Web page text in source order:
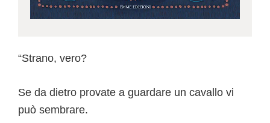
“Strano, vero?
Se da dietro provate a guardare un cavallo vi
può sembrare.